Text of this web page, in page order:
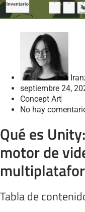
septiembre 24,
Concept Art
No hay
Qué es
motor de
Tabla de